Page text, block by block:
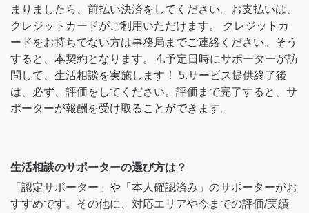
まりましたら、前払い決済をしてください。お支払いは、
クレジットカードがご利用いただけます。 クレジットカ
ードをお持ちでない方は事務局までご連絡ください。そう
すると、本契約となります。 4.予定日時にサポーターが訪
問して、生活相談を実施します！ 5.サービス提供終了後
は、必ず、評価をしてください。評価まで完了すると、サ
ポーターが報酬を受け取ることができます。
生活相談のサポーターの選び方は？
「認定サポーター」や「本人確認済み」のサポーターがお
すすめです。その他に、対応エリアや今までの評価/実績